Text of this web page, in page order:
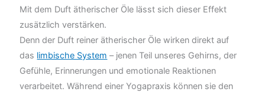
Mit dem Duft ätherischer Öle lässt sich dieser Effekt
zusätzlich verstärken.
Denn der Duft reiner ätherischer Öle wirken direkt auf
das limbische System – jenen Teil unseres Gehirns, der
Gefühle, Erinnerungen und emotionale Reaktionen
verarbeitet. Während einer Yogapraxis können sie den